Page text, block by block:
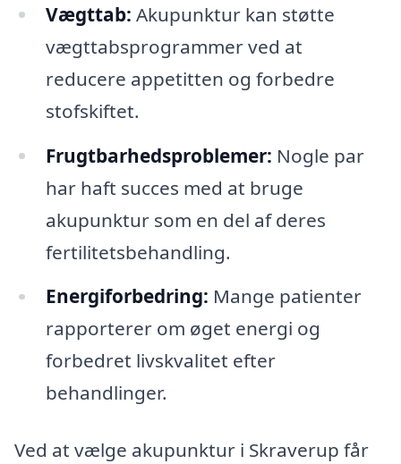
Vægttab: Akupunktur kan støtte
vægttabsprogrammer ved at
reducere appetitten og forbedre
stofskiftet.
Frugtbarhedsproblemer: Nogle par
har haft succes med at bruge
akupunktur som en del af deres
fertilitetsbehandling.
Energiforbedring: Mange patienter
rapporterer om øget energi og
forbedret livskvalitet efter
behandlinger.
Ved at vælge akupunktur i Skraverup får